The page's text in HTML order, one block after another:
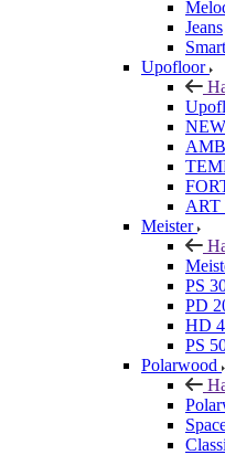
Jeans
Smart
Upofloor
ART
Meister
PS
PD
HD
PS
Polarwood